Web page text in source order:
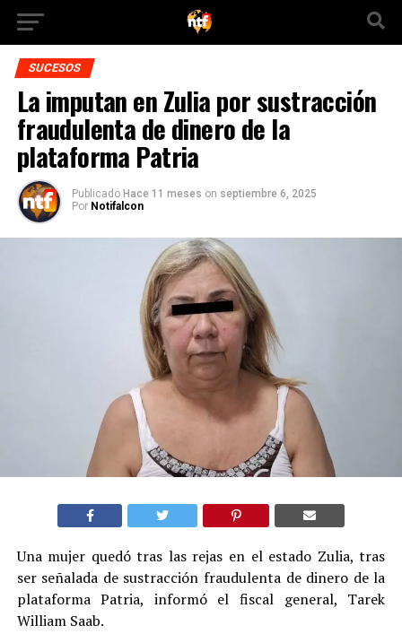
SUCESOS
La imputan en Zulia por sustracción
fraudulenta de dinero de la
plataforma Patria
Publicado Hace 11 meses on septiembre 6, 2025
Por Notifalcon
Una mujer quedó tras las rejas en el estado Zulia, tras
ser señalada de sustracción fraudulenta de dinero de la
plataforma Patria, informó el fiscal general, Tarek
William Saab.